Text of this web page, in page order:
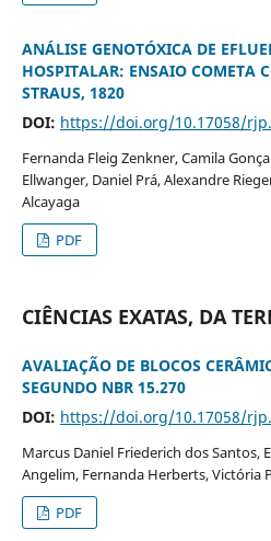
ANÁLISE GENOTÓXICA DE
HOSPITALAR: ENSAIO COMETA
STRAUS, 1820
DOI: https://doi.org/10.17058/
Fernanda Fleig Zenkner, Camila
Ellwanger, Daniel Prá, Alexandre
Alcayaga
PDF
CIÊNCIAS EXATAS, DA
AVALIAÇÃO DE BLOCOS
SEGUNDO NBR 15.270
DOI: https://doi.org/10.17058/
Marcus Daniel Friederich dos Santos,
Angelim, Fernanda Herberts, Victória
PDF